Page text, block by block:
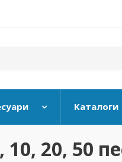
Каталоги
20, 50